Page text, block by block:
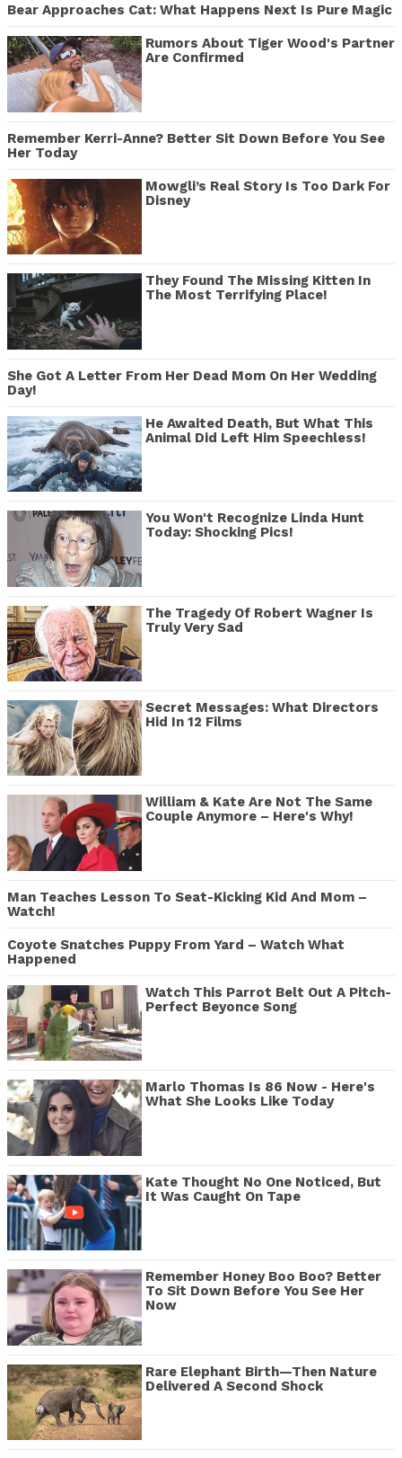
Bear Approaches Cat: What Happens Next Is Pure Magic
Rumors About Tiger Wood's Partner
Are Confirmed
Remember Kerri-Anne? Better Sit Down Before You See
Her Today
Mowgli’s Real Story Is Too Dark For
Disney
They Found The Missing Kitten In
The Most Terrifying Place!
She Got A Letter From Her Dead Mom On Her Wedding
Day!
He Awaited Death, But What This
Animal Did Left Him Speechless!
You Won't Recognize Linda Hunt
Today: Shocking Pics!
The Tragedy Of Robert Wagner Is
Truly Very Sad
Secret Messages: What Directors
Hid In 12 Films
William & Kate Are Not The Same
Couple Anymore – Here's Why!
Man Teaches Lesson To Seat-Kicking Kid And Mom –
Watch!
Coyote Snatches Puppy From Yard – Watch What
Happened
Watch This Parrot Belt Out A Pitch-
Perfect Beyonce Song
Marlo Thomas Is 86 Now - Here's
What She Looks Like Today
Kate Thought No One Noticed, But
It Was Caught On Tape
Remember Honey Boo Boo? Better
To Sit Down Before You See Her
Now
Rare Elephant Birth—Then Nature
Delivered A Second Shock